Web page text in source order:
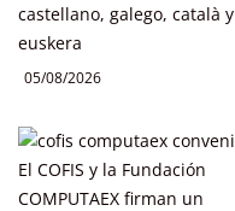
castellano, galego, català y
euskera
05/08/2026
El COFIS y la Fundación
COMPUTAEX firman un